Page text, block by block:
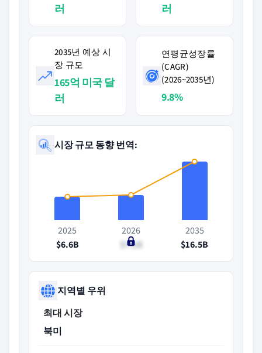
러
러
2035년 예상 시
장 규모
165억 미국 달
러
연평균성장률
(CAGR)
(2026~2035년)
9.8%
시장 규모 동향 번역:
2025
$6.6B
2026
$7.1B
2035
$16.5B
지역별 우위
최대 시장
북미